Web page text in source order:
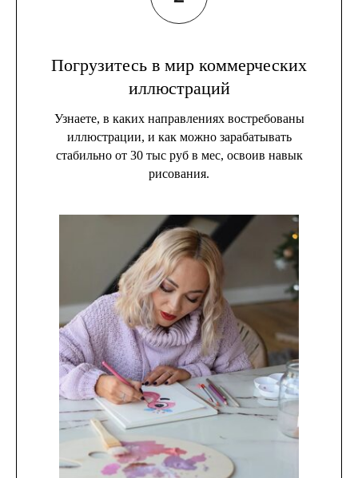
Погрузитесь в мир коммерческих
иллюстраций
Узнаете, в каких направлениях востребованы
иллюстрации, и как можно зарабатывать
стабильно от 30 тыс руб в мес, освоив навык
рисования.